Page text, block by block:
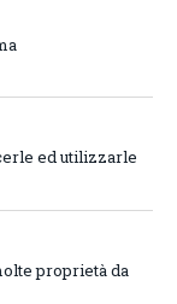
ed utilizzarle
proprietà da